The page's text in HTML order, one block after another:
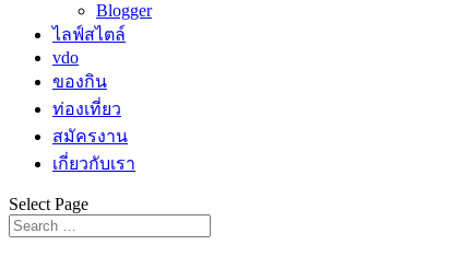
Blogger
ไลฟ์สไตล์
vdo
ของกิน
ท่องเที่ยว
สมัครงาน
เกี่ยวกับเรา
Select Page